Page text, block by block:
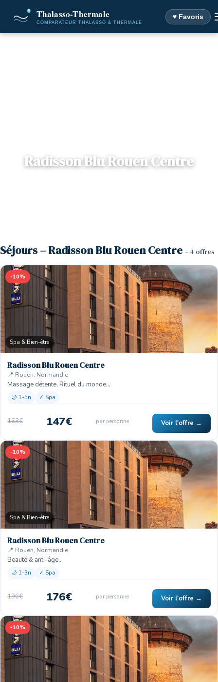
♥ Favoris
Radisson Blu Rouen Centre
Séjours – Radisson Blu Rouen Centre – 4 offres
-10%
Spa & Bien-être
Radisson Blu Rouen Centre
📍 Rouen, Normandie
Massage détente, Rituel du monde…
🌙 1-3n ✓ Spa
163€ 147€ par personne Voir l'offre →
-10%
Spa & Bien-être
Radisson Blu Rouen Centre
📍 Rouen, Normandie
Beauté & anti-âge…
🌙 1-3n ✓ Spa
196€ 176€ par personne Voir l'offre →
-10%